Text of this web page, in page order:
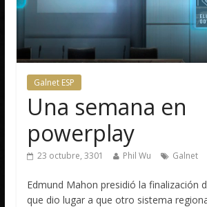
Galnet ESP
Una semana en
powerplay
23 octubre, 3301 Phil Wu Galnet
Edmund Mahon presidió la finalización
que dio lugar a que otro sistema